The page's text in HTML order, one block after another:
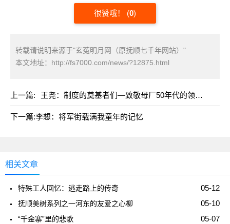
很赞哦！ (0)
转载请说明来源于"玄菟明月网（原抚顺七千年网站）"
本文地址： http://fs7000.com/news/?12875.html
上一篇: 王尧：制度的奠基者们—致敬母厂50年代的领导者（上）
下一篇:李想：将军街载满我童年的记忆
相关文章
05-12
特殊工人回忆：逃走路上的传奇
05-10
抚顺美树系列之一河东的友爱之心柳
05-07
“千金寨”里的悲歌